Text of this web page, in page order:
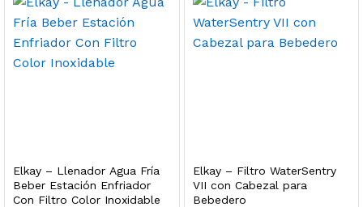
Elkay – Llenador Agua Fría
Beber Estación Enfriador
Con Filtro Color Inoxidable
Elkay – Filtro WaterSentry
VII con Cabezal para
Bebedero
grifo y filtración Welltek WT-PWDF-600A
filtración, UV y contador Welltek WT-WFS-BF